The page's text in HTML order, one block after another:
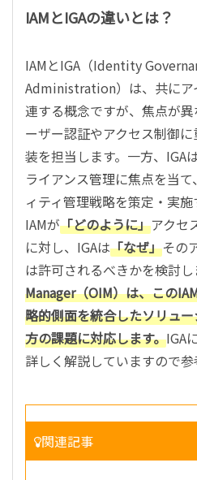
IAMとIGAの違いとは？
IAMとIGA（Identity
Administration）は、共にア
連する概念ですが、焦点が
ーザー認証やアクセス制御
装を担当します。一方、IGA
ライアンス管理に焦点を当
ィティ管理戦略を策定・実施
IAMが「どのように」アクセ
に対し、IGAは「なぜ」その
は許可されるべきかを検討し
Manager（OIM）は、この
略的側面を統合したソリュ
方の課題に対応します。IGA
詳しく解説していますので参
関連記事